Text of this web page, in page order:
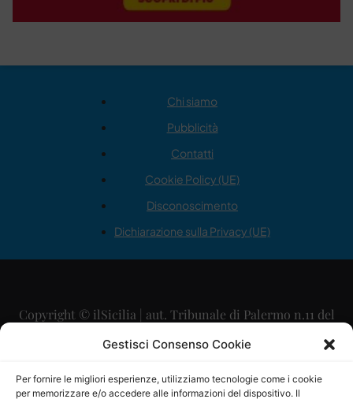
Gestisci Consenso Cookie
Per fornire le migliori esperienze, utilizziamo tecnologie come i cookie
per memorizzare e/o accedere alle informazioni del dispositivo. Il
Chi siamo
Pubblicità
Contatti
Cookie Policy (UE)
Disconoscimento
Dichiarazione sulla Privacy (UE)
Copyright © ilSicilia | aut. Tribunale di Palermo n.11 del
29/09/2015